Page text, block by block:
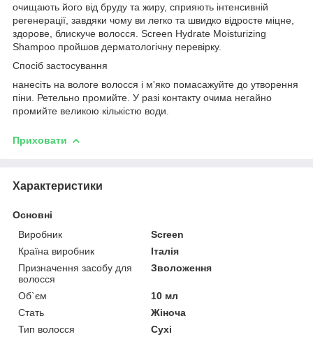
очищають його від бруду та жиру, сприяють інтенсивній
регенерації, завдяки чому ви легко та швидко відросте міцне,
здорове, блискуче волосся. Screen Hydrate Moisturizing
Shampoo пройшов дерматологічну перевірку.
Спосіб застосування
нанесіть на вологе волосся і м'яко помасажуйте до утворення
піни. Ретельно промийте. У разі контакту очима негайно
промийте великою кількістю води.
Приховати
Характеристики
Основні
Виробник
Sсreen
Країна виробник
Італія
Призначення засобу для
волосся
Зволоження
Об`єм
10 мл
Стать
Жіноча
Тип волосся
Сухі